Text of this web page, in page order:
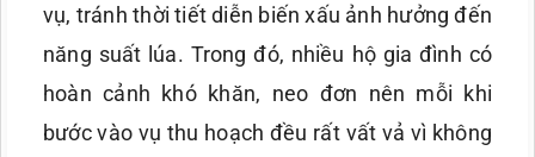
vụ, tránh thời tiết diễn biến xấu ảnh hưởng đến
năng suất lúa. Trong đó, nhiều hộ gia đình có
hoàn cảnh khó khăn, neo đơn nên mỗi khi
bước vào vụ thu hoạch đều rất vất vả vì không